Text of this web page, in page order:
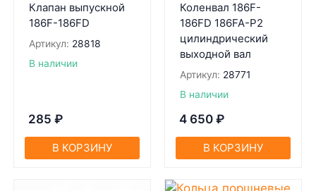
Клапан выпускной
186F-186FD
Артикул: 28818
В наличии
285 ₽
В КОРЗИНУ
Коленвал 186F-
186FD 186FA-P2
цилиндрический
выходной вал
Артикул: 28771
В наличии
4 650 ₽
В КОРЗИНУ